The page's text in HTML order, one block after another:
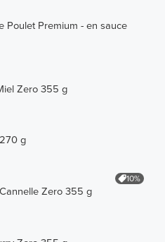
Poulet Premium - en sauce
Zero 355 g
g
10%
Zero 355 g